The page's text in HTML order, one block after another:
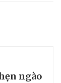
ngào